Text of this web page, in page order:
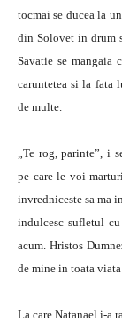
tocmai se ducea la
din Solovet in drum
Savatie se mangaia
caruntetea si la fata
de multe.
„Te rog, parinte”, i
pe care le voi
invredniceste sa ma
indulcesc sufletul cu
acum. Hristos
de mine in toata
La care Natanael i-a